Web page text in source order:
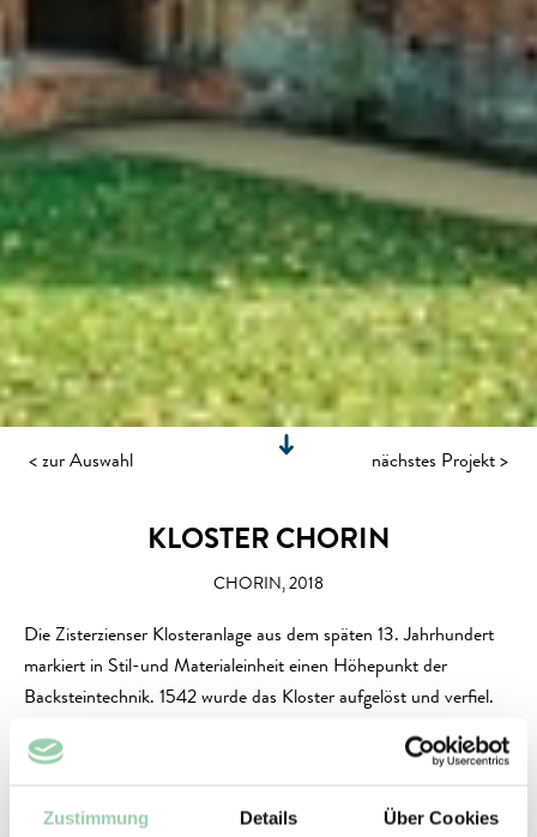
Zustimmung Details Über Cookies
< zur Auswahl
nächstes Projekt >
KLOSTER CHORIN
CHORIN, 2018
Die Zisterzienser Klosteranlage aus dem späten 13. Jahrhundert
markiert in Stil-und Materialeinheit einen Höhepunkt der
Backsteintechnik. 1542 wurde das Kloster aufgelöst und verfiel.
heruntergekommenen Gebäude an und entwickelte ein
der Gartenarchitekt Lenné seinen Situationsplan Chorin vor.